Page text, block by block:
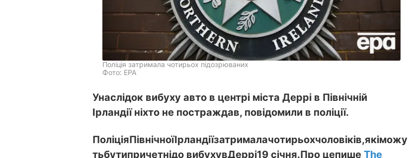
Поліція затримала чотирьох підозрюваних
Фото: EPA
Унаслідок вибуху авто в центрі міста Деррі в Північній
Ірландії ніхто не постраждав, повідомили в поліції.
ПоліціяПівнічноїІрландіїзатрималачотирьохчоловіків,якіможу
тьбутипричетнідо вибухувДеррі19 січня.Про цепише The